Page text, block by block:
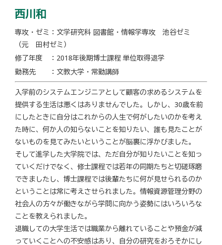
西川和
専攻・ゼミ：文学研究科 図書館・情報学専攻 池谷ゼミ
（元 田村ゼミ）
修了年度 ：2018年後期博士課程 単位取得退学
勤務先 ：文教大学・常勤講師
入学前のシステムエンジニアとして顧客の求めるシステムを
提供する生活は悪くはありませんでした。しかし、30歳を前
にしたときに自分はこれからの人生で何がしたいのかを考え
た時に、何か人の知らないことを知りたい、誰も見たことが
ないものを見てみたいということが脳裏に浮かびました。
そして進学した大学院では、ただ自分が知りたいことを知っ
ていくだけでなく、修士課程では若年の同期たちと切磋琢磨
できましたし、博士課程では後輩たちに何が見せられるのか
ということは常に考えさせられました。情報資源管理分野の
社会人の方々が働きながら学問に向かう姿勢にはいろいろな
ことを教えられました。
退職しての大学生活では職業から離れていることや預金が減
っていくことへの不安感はあり、自分の研究をおろそかにし